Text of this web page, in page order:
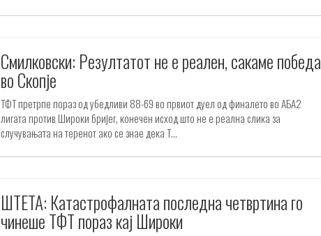
Смилковски: Резултатот не е реален, сакаме победа
во Скопје
ТФТ претрпе пораз од убедливи 88-69 во првиот дуел од финалето во АБА2
лигата против Широки бријег, конечен исход што не е реална слика за
случувањата на теренот ако се знае дека Т...
ШТЕТА: Катастрофалната последна четвртина го
чинеше ТФТ пораз кај Широки